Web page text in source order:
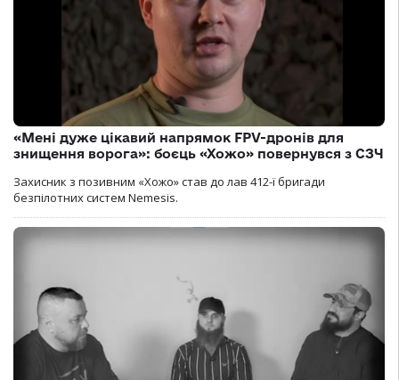
«Мені дуже цікавий напрямок FPV-дронів для
знищення ворога»: боєць «Хожо» повернувся з СЗЧ
Захисник з позивним «Хожо» став до лав 412-ї бригади
безпілотних систем Nemesis.